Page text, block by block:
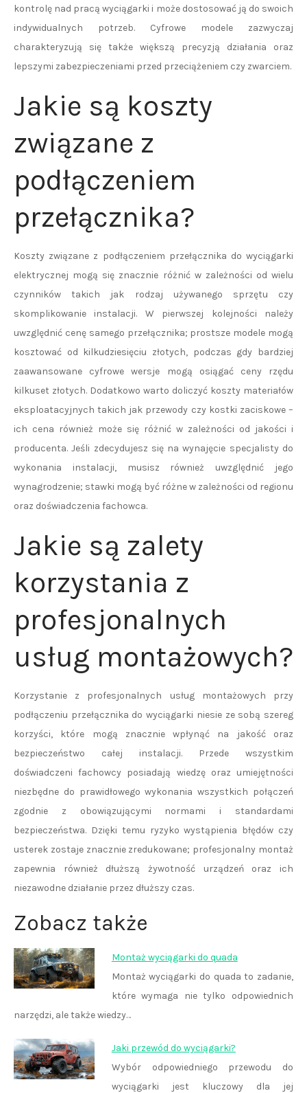
kontrolę nad pracą wyciągarki i może dostosować ją do swoich
indywidualnych potrzeb. Cyfrowe modele zazwyczaj
charakteryzują się także większą precyzją działania oraz
lepszymi zabezpieczeniami przed przeciążeniem czy zwarciem.
Jakie są koszty
związane z
podłączeniem
przełącznika?
Koszty związane z podłączeniem przełącznika do wyciągarki
elektrycznej mogą się znacznie różnić w zależności od wielu
czynników takich jak rodzaj używanego sprzętu czy
skomplikowanie instalacji. W pierwszej kolejności należy
uwzględnić cenę samego przełącznika; prostsze modele mogą
kosztować od kilkudziesięciu złotych, podczas gdy bardziej
zaawansowane cyfrowe wersje mogą osiągać ceny rzędu
kilkuset złotych. Dodatkowo warto doliczyć koszty materiałów
eksploatacyjnych takich jak przewody czy kostki zaciskowe –
ich cena również może się różnić w zależności od jakości i
producenta. Jeśli zdecydujesz się na wynajęcie specjalisty do
wykonania instalacji, musisz również uwzględnić jego
wynagrodzenie; stawki mogą być różne w zależności od regionu
oraz doświadczenia fachowca.
Jakie są zalety
korzystania z
profesjonalnych
usług montażowych?
Korzystanie z profesjonalnych usług montażowych przy
podłączeniu przełącznika do wyciągarki niesie ze sobą szereg
korzyści, które mogą znacznie wpłynąć na jakość oraz
bezpieczeństwo całej instalacji. Przede wszystkim
doświadczeni fachowcy posiadają wiedzę oraz umiejętności
niezbędne do prawidłowego wykonania wszystkich połączeń
zgodnie z obowiązującymi normami i standardami
bezpieczeństwa. Dzięki temu ryzyko wystąpienia błędów czy
usterek zostaje znacznie zredukowane; profesjonalny montaż
zapewnia również dłuższą żywotność urządzeń oraz ich
niezawodne działanie przez dłuższy czas.
Zobacz także
Montaż wyciągarki do quada
Montaż wyciągarki do quada to zadanie,
które wymaga nie tylko odpowiednich
narzędzi, ale także wiedzy…
Jaki przewód do wyciągarki?
Wybór odpowiedniego przewodu do
wyciągarki jest kluczowy dla jej